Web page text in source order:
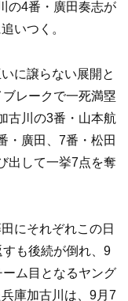
の4番・廣田奏志が
いつく。
に譲らない展開と
レークで一死満塁
古川の3番・山本航
・廣田、7番・松田
出して一挙7点を奪
にそれぞれこの日
も後続が倒れ、9
ム目となるヤング
庫加古川は、9月7